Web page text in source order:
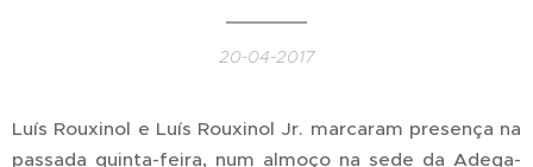
20-04-2017
Luís Rouxinol e Luís Rouxinol Jr. marcaram presença na
passada quinta-feira, num almoço na sede da Adega-